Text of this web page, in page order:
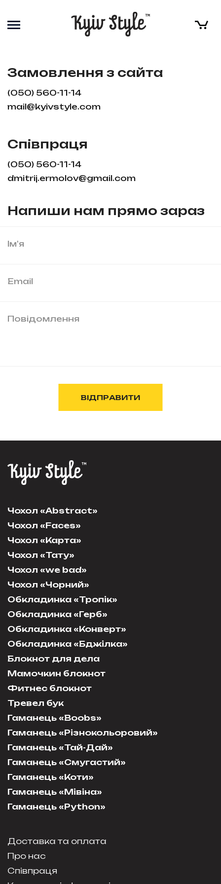
Замовлення з сайта
(050) 560-11-14
mail@kyivstyle.com
Співпраця
(050) 560-11-14
dmitrij.ermolov@gmail.com
Напиши нам прямо зараз
Ім'я
Email
Повідомлення
Чохол «Abstract»
Чохол «Faces»
Чохол «Карта»
Чохол «Тату»
Чохол «we bad»
Чохол «Чорний»
Обкладинка «Тропік»
Обкладинка «Герб»
Обкладинка «Конверт»
Обкладинка «Бджілка»
Блокнот для дела
Мамочкин блокнот
Фитнес блокнот
Тревел бук
Гаманець «Boobs»
Гаманець «Різнокольоровий»
Гаманець «Тай-Дай»
Гаманець «Смугастий»
Гаманець «Коти»
Гаманець «Мівіна»
Гаманець «Python»
Доставка та оплата
Про нас
Співпраця